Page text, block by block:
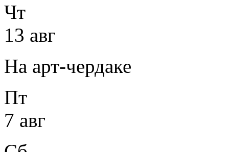
Чт
13 авг
На арт-чердаке
Пт
7 авг